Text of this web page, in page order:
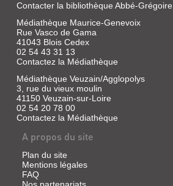
Diederichs,
Gilles
|
Mango,
2016
(Aider
à
grandir)
Une
formation
à
musical
grâce
la
musicothérapie
pour
Contacter la bibliothèque Abbé-Grégoire
Médiathèque Maurice-Genevoix
Rue Vasco de Gama
41043 Blois Cedex
02 54 43 31 13
Contactez la Médiathèque
Médiathèque Veuzain/Agglopolys
3, rue du vieux moulin
41150 Veuzain-sur-Loire
02 54 20 78 00
Contactez la Médiathèque
A propos du site
Plan du site
Mentions légales
FAQ